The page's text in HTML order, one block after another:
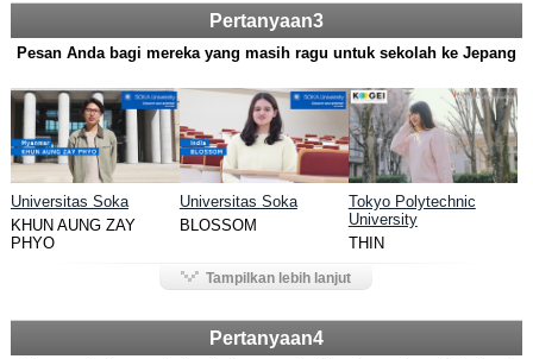
Pertanyaan3
Pesan Anda bagi mereka yang masih ragu untuk sekolah ke Jepang
Universitas Soka
KHUN AUNG ZAY
PHYO
Universitas Soka
BLOSSOM
Tokyo Polytechnic
University
THIN
Tampilkan lebih lanjut
Pertanyaan4